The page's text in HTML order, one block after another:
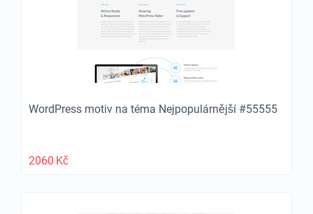
WordPress motiv na téma Nejpopulárnější #55555
2060 Kč